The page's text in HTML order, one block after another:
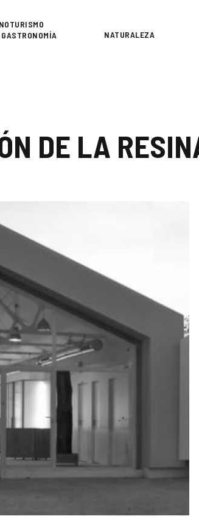
NATURALEZA
DE LA